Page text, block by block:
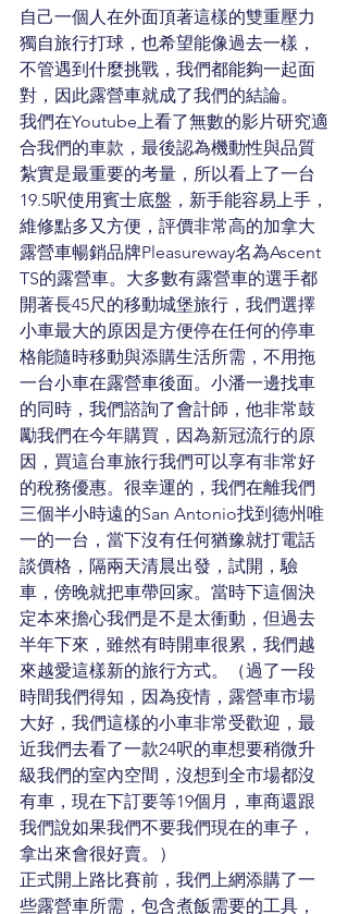
自己一個人在外面頂著這樣的雙重壓力
獨自旅行打球，也希望能像過去一樣，
不管遇到什麼挑戰，我們都能夠一起面
對，因此露營車就成了我們的結論。
我們在Youtube上看了無數的影片研究適
合我們的車款，最後認為機動性與品質
紮實是最重要的考量，所以看上了一台
19.5呎使用賓士底盤，新手能容易上手，
維修點多又方便，評價非常高的加拿大
露營車暢銷品牌Pleasureway名為Ascent
TS的露營車。大多數有露營車的選手都
開著長45尺的移動城堡旅行，我們選擇
小車最大的原因是方便停在任何的停車
格能隨時移動與添購生活所需，不用拖
一台小車在露營車後面。小潘一邊找車
的同時，我們諮詢了會計師，他非常鼓
勵我們在今年購買，因為新冠流行的原
因，買這台車旅行我們可以享有非常好
的稅務優惠。很幸運的，我們在離我們
三個半小時遠的San Antonio找到德州唯
一的一台，當下沒有任何猶豫就打電話
談價格，隔兩天清晨出發，試開，驗
車，傍晚就把車帶回家。當時下這個決
定本來擔心我們是不是太衝動，但過去
半年下來，雖然有時開車很累，我們越
來越愛這樣新的旅行方式。（過了一段
時間我們得知，因為疫情，露營車市場
大好，我們這樣的小車非常受歡迎，最
近我們去看了一款24呎的車想要稍微升
級我們的室內空間，沒想到全市場都沒
有車，現在下訂要等19個月，車商還跟
我們說如果我們不要我們現在的車子，
拿出來會很好賣。）
正式開上路比賽前，我們上網添購了一
些露營車所需，包含煮飯需要的工具，